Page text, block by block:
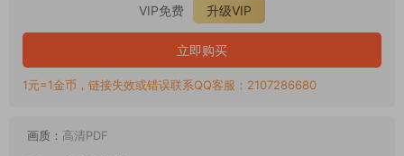
VIP免费
升级VIP
立即购买
1元=1金币，链接失效或错误联系QQ客服：2107286680
画质： 高清PDF